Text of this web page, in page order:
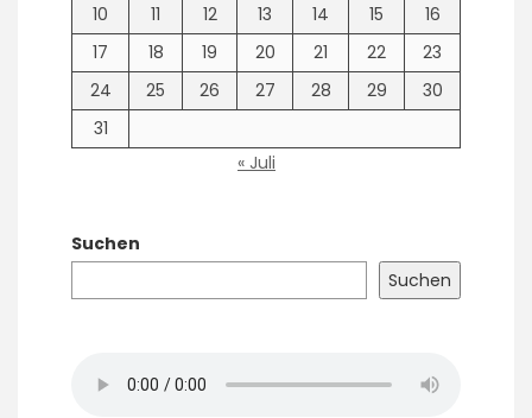
10
11 12 13 14 15
16
17
18 19 20 21 22
23
24
25 26 27 28 29
30
31
« Juli
Suchen
Suchen